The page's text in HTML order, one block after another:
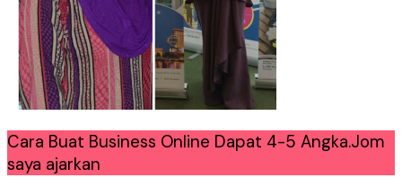
Cara Buat Business Online Dapat 4-5 Angka.Jom
saya ajarkan